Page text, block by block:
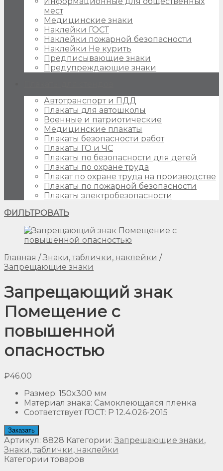
мест
Медицинские знаки
Наклейки ГОСТ
Наклейки пожарной безопасности
Наклейки Не курить
Предписывающие знаки
Предупреждающие знаки
Автотранспорт и ПДД
Плакаты для автошколы
Военные и патриотические
Медицинские плакаты
Плакаты безопасности работ
Плакаты ГО и ЧС
Плакаты по безопасности для детей
Плакаты по охране труда
Плакат по охране труда на производстве
Плакаты по пожарной безопасности
Плакаты электробезопасности
ФИЛЬТРОВАТЬ
Главная / Знаки, таблички, наклейки /
Запрещающие знаки
Запрещающий знак
Помещение с
повышенной
опасностью
₽46.00
Размер: 150x300 мм
Материал знака: Самоклеющаяся пленка
Соответствует ГОСТ: Р 12.4.026-2015
Заказать
Артикул: 8828 Категории:Запрещающие знаки,
Знаки, таблички, наклейки
Категории товаров